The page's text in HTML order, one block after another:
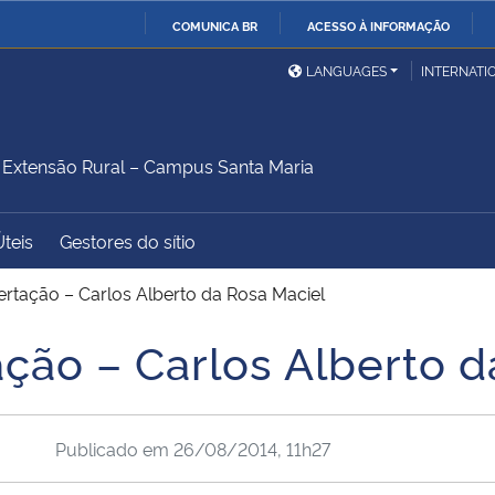
COMUNICA BR ACESSO À INFORMAÇÃO
Ministério da Defesa
Ministério das Relações
Exteriores
Ministério do
Desenvolvimento Regional
União
Advocacia-Geral da União Banco Central do Brasil
LANGUAGES
Rural – Campus Santa Maria
Gestores do sítio
– Carlos Alberto da Rosa Maciel
– Carlos Alberto
Publicado em 26/08/2014, 11h27